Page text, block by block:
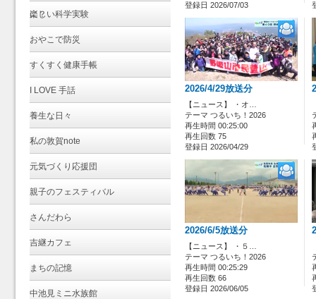
に？
楽しい科学実験
おやこで防災
すくすく健康手帳
I LOVE 手話
養生な日々
私の敦賀note
元気づくり応援団
親子のフェスティバル
さんだわら
吉継カフェ
まちの記憶
中池見ミニ水族館
登録日 2026/07/03
2026/4/29放送分
【ニュース】 ・オ…
テーマ つるいち！2026
再生時間 00:25:00
再生回数 75
登録日 2026/04/29
2026/6/5放送分
【ニュース】 ・５…
テーマ つるいち！2026
再生時間 00:25:29
再生回数 66
登録日 2026/06/05